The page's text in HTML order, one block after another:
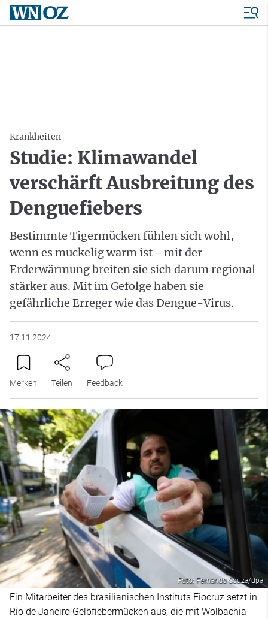
Krankheiten
Studie: Klimawandel
verschärft Ausbreitung des
Denguefiebers
Bestimmte Tigermücken fühlen sich wohl,
wenn es muckelig warm ist - mit der
Erderwärmung breiten sie sich darum regional
stärker aus. Mit im Gefolge haben sie
gefährliche Erreger wie das Dengue-Virus.
17.11.2024
Merken Teilen Feedback
Foto: Fernando Souza/dpa
Ein Mitarbeiter des brasilianischen Instituts Fiocruz setzt in
Rio de Janeiro Gelbfiebermücken aus, die mit Wolbachia-